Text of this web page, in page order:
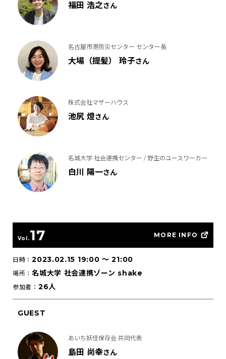
福田 浩之さん
名古屋市港防災センター センター長
大場（提髪） 玲子さん
株式会社マザーハウス
池尻 燈さん
名城大学 社会連携センター / 野生のユースワーカー
白川 陽一さん
Vol.17 MORE INFO
日時：2023.02.15 19:00〜 21:00
場所：名城大学 社会連携ゾーン shake
参加者： 26人
GUEST
あいち妖怪保存会 共同代表
島田 尚幸さん